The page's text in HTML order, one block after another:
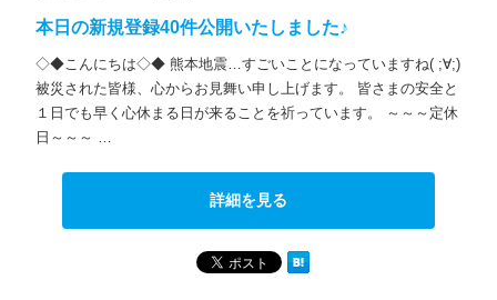
本日の新規登録40件公開いたしました♪
◇◆こんにちは◇◆ 熊本地震…すごいことになっていますね( ;∀;)
被災された皆様、心からお見舞い申し上げます。 皆さまの安全と
１日でも早く心休まる日が来ることを祈っています。 ～～～定休
日～～～ …
詳細を見る